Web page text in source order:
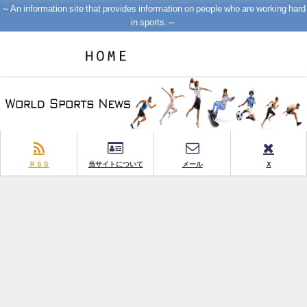
～An information site that provides information on people who are working hard
in sports.～
ＲＳＳ 当サイトについて メール X